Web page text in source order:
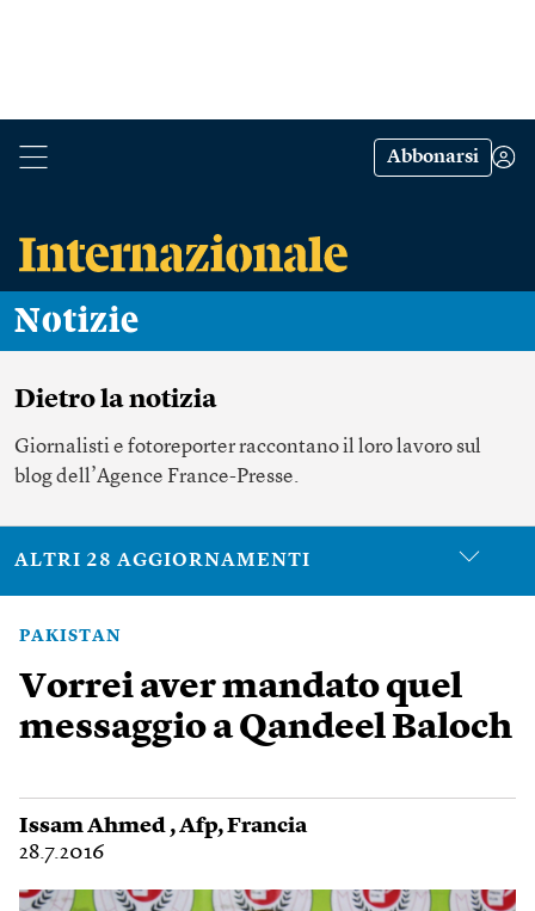
Abbonarsi
Notizie
Dietro la notizia
Giornalisti e fotoreporter raccontano il loro lavoro sul
blog dell’Agence France-Presse.
ALTRI 28 AGGIORNAMENTI
PAKISTAN
Vorrei aver mandato quel
messaggio a Qandeel Baloch
Issam Ahmed ,Afp,Francia
28.7.2016